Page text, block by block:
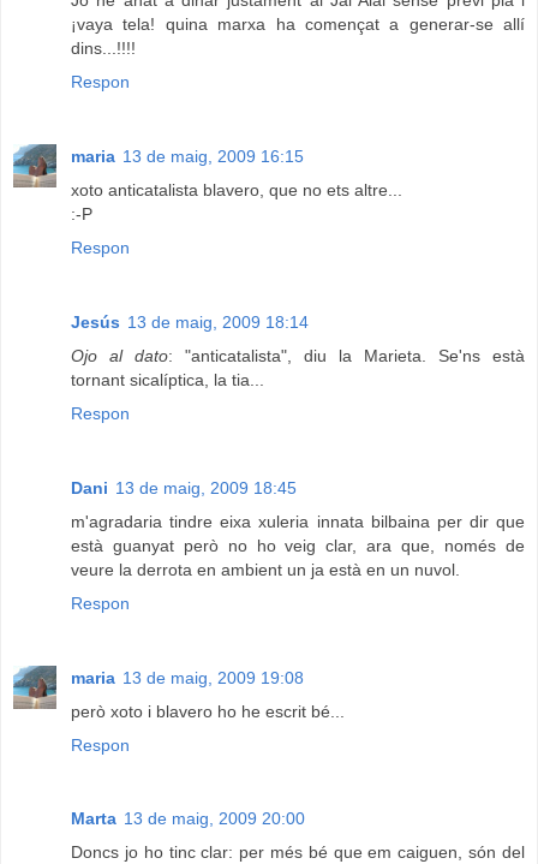
¡vaya tela! quina marxa ha començat a generar-se allí
dins...!!!!
Respon
maria 13 de maig, 2009 16:15
xoto anticatalista blavero, que no ets altre...
:-P
Respon
Jesús 13 de maig, 2009 18:14
Ojo al dato: "anticatalista", diu la Marieta. Se'ns està
tornant sicalíptica, la tia...
Respon
Dani 13 de maig, 2009 18:45
m'agradaria tindre eixa xuleria innata bilbaina per dir que
està guanyat però no ho veig clar, ara que, només de
veure la derrota en ambient un ja està en un nuvol.
Respon
maria 13 de maig, 2009 19:08
però xoto i blavero ho he escrit bé...
Respon
Marta 13 de maig, 2009 20:00
Doncs jo ho tinc clar: per més bé que em caiguen, són del